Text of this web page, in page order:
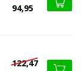
94,95
122,47